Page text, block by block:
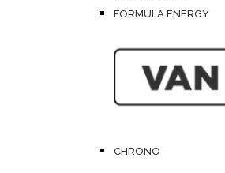
FORMULA ENERGY
CHRONO